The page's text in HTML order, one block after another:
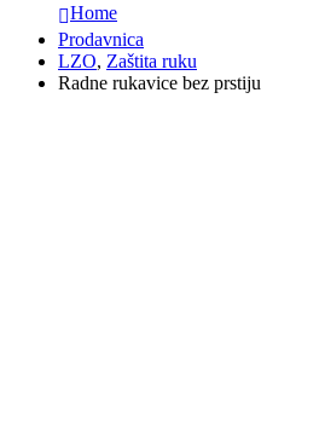
Home
Prodavnica
LZO, Zaštita ruku
Radne rukavice bez prstiju